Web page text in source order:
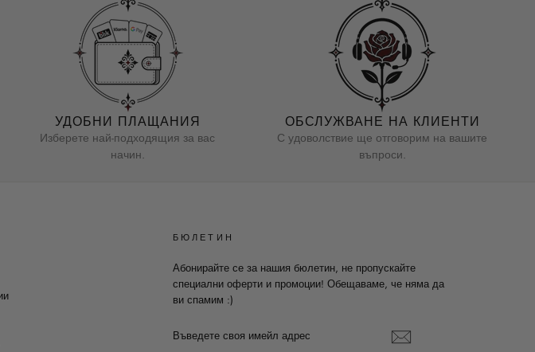
УДОБНИ ПЛАЩАНИЯ
Изберете най-подходящия за вас
начин.
ОБСЛУЖВАНЕ НА КЛИЕНТИ
С удоволствие ще отговорим на вашите
въпроси.
БЮЛЕТИН
Абонирайте се за нашия бюлетин, не пропускайте
специални оферти и промоции! Обещаваме, че няма да
ви спамим :)
СВОЯ